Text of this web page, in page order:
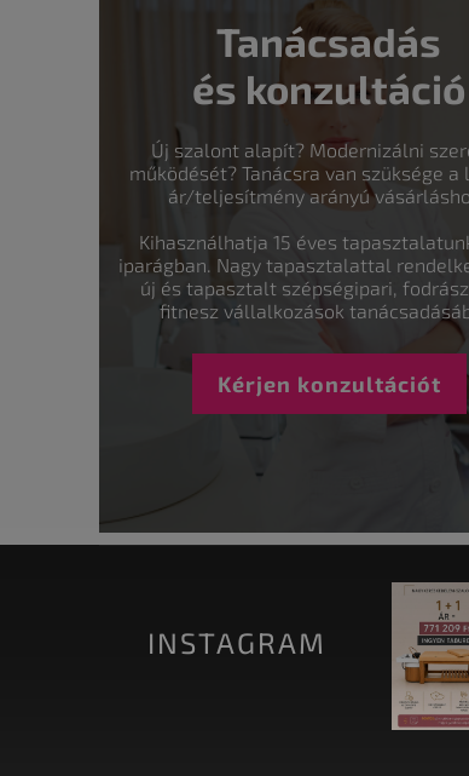
Tanácsadás
és konzultáció
Új szalont alapít? Modernizálni
működését? Tanácsra van szüksége a
ár/teljesítmény arányú
Kihasználhatja 15 éves
iparágban. Nagy tapasztalattal
új és tapasztalt szépségipari,
fitnesz vállalkozások
Kérjen konzultációt
INSTAGRAM